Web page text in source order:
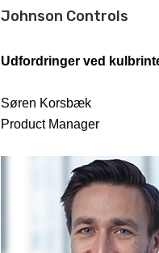
Johnson Controls
Udfordringer ved
Søren Korsbæk
Product Manager